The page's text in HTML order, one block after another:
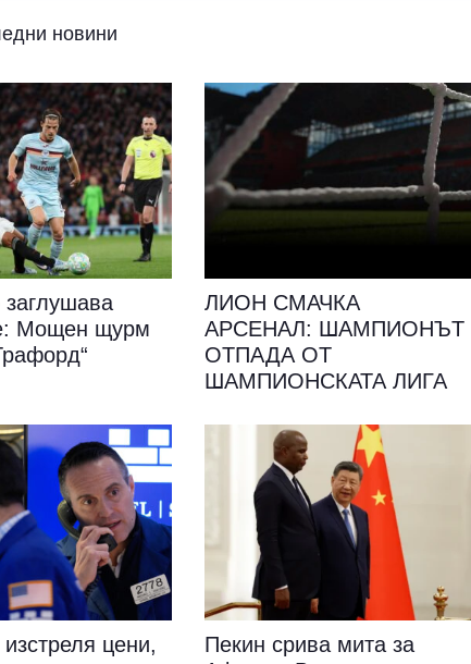
новини
Мощен щурм
ЛИОН СМАЧКА
АРСЕНАЛ: ШАМПИОНЪТ
ОТПАДА ОТ
ШАМПИОНСКАТА ЛИГА
цени,
Пекин срива мита за